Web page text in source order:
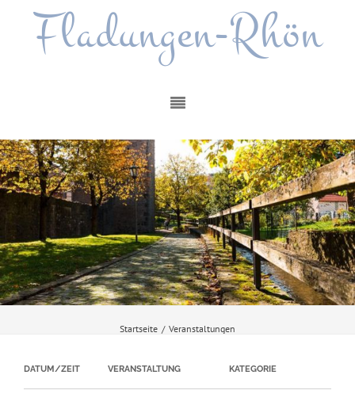
Fladungen-Rhön
Startseite / Veranstaltungen
DATUM/ZEIT VERANSTALTUNG KATEGORIE